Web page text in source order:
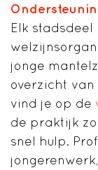
Elk stadsdeel
jonge
overzicht
vind je op de
de praktijk
snel hulp.